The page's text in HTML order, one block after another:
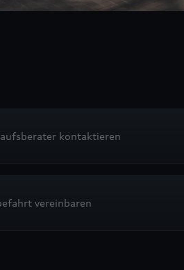
kontaktieren
vereinbaren